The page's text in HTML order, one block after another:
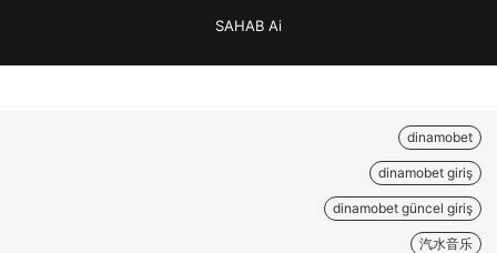
SAHAB Ai
dinamobet
dinamobet giriş
dinamobet güncel giriş
汽水音乐